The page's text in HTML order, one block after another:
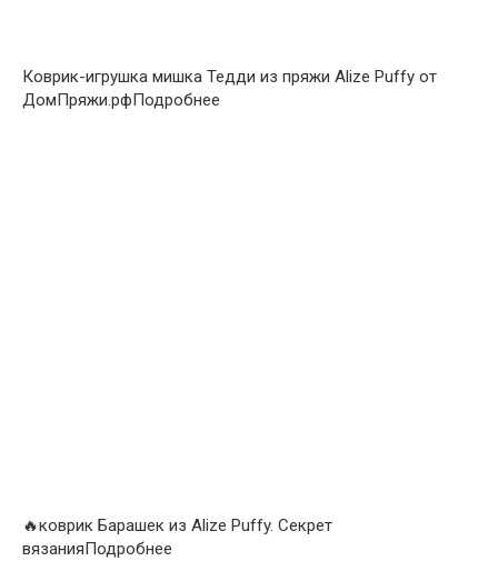
Коврик-игрушка мишка Тедди из пряжи Alize Puffy от
ДомПряжи.рфПодробнее
🔥коврик Барашек из Alize Puffy. Секрет
вязанияПодробнее